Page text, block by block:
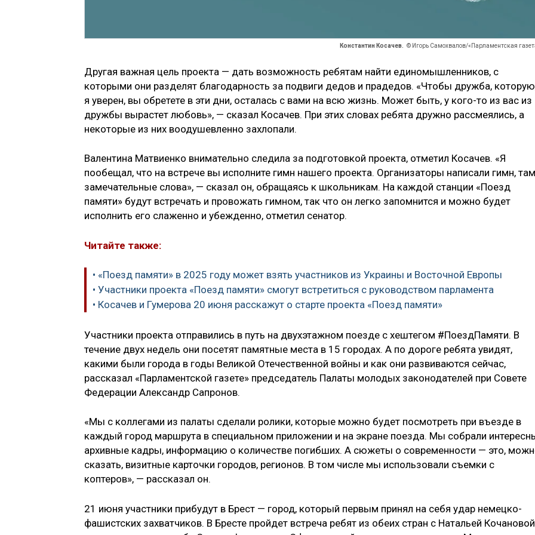
Константин Косачев. © Игорь Самохвалов/«Парламентская
Другая важная цель проекта — дать возможность ребятам найти единомышленников, с
которыми они разделят благодарность за подвиги дедов и прадедов. «Чтобы дружба,
я уверен, вы обретете в эти дни, осталась с вами на всю жизнь. Может быть, у кого-то из вас из
дружбы вырастет любовь», — сказал Косачев. При этих словах ребята дружно рассмеялись, а
некоторые из них воодушевленно захлопали.
Валентина Матвиенко внимательно следила за подготовкой проекта, отметил Косачев. «Я
пообещал, что на встрече вы исполните гимн нашего проекта. Организаторы написали гимн, там
замечательные слова», — сказал он, обращаясь к школьникам. На каждой станции «Поезд
памяти» будут встречать и провожать гимном, так что он легко запомнится и можно будет
исполнить его слаженно и убежденно, отметил сенатор.
Читайте также:
• «Поезд памяти» в 2025 году может взять участников из Украины и Восточной Европы
• Участники проекта «Поезд памяти» смогут встретиться с руководством парламента
• Косачев и Гумерова 20 июня расскажут о старте проекта «Поезд памяти»
Участники проекта отправились в путь на двухэтажном поезде с хештегом #ПоездПамяти. В
течение двух недель они посетят памятные места в 15 городах. А по дороге ребята увидят,
какими были города в годы Великой Отечественной войны и как они развиваются сейчас,
рассказал «Парламентской газете» председатель ​Палаты молодых законодателей при Совете
Федерации​ Александр Сапронов.
«Мы с коллегами из палаты сделали ролики, которые можно будет посмотреть при въезде в
каждый город маршрута в специальном приложении и на экране поезда. Мы собрали
архивные кадры, информацию о количестве погибших. А сюжеты о современности — это,
сказать, визитные карточки городов, регионов. В том числе мы использовали съемки с
коптеров», — рассказал он. ​
21 июня участники прибудут в Брест — город, который первым принял на себя удар немецко-
фашистских захватчиков. В Бресте пройдет встреча ребят из обеих стран с Натальей